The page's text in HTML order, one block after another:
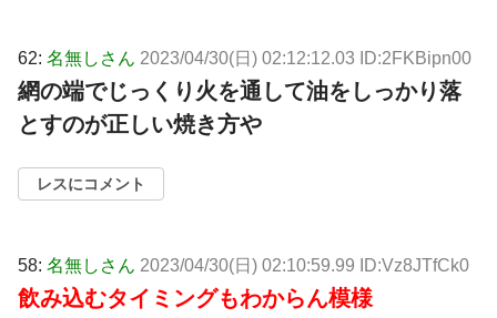
62: 名無しさん 2023/04/30(日) 02:12:12.03 ID:2FKBipn00
網の端でじっくり火を通して油をしっかり落
とすのが正しい焼き方や
レスにコメント
58: 名無しさん 2023/04/30(日) 02:10:59.99 ID:Vz8JTfCk0
飲み込むタイミングもわからん模様